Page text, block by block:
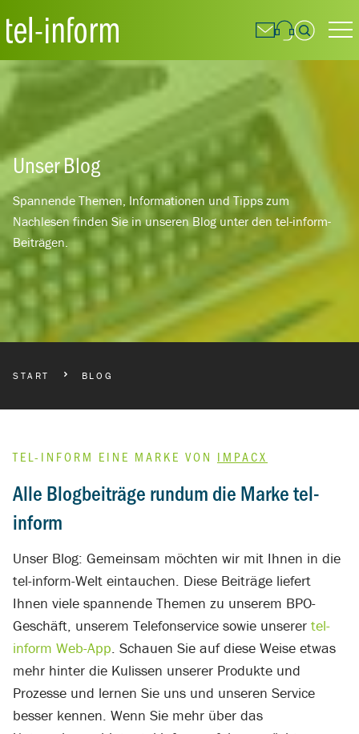
Suchfeld
Suchen
Unser Blog
Spannende Themen, Informationen und Tipps zum
Nachlesen finden Sie in unseren Blog unter den tel-inform-
Beiträgen.
START BLOG
TEL-INFORM EINE MARKE VON IMPACX
Alle Blogbeiträge rundum die Marke tel-
inform
Unser Blog: Gemeinsam möchten wir mit Ihnen in die
tel-inform-Welt eintauchen. Diese Beiträge liefert
Ihnen viele spannende Themen zu unserem BPO-
Geschäft, unserem Telefonservice sowie unserer tel-
inform Web-App. Schauen Sie auf diese Weise etwas
mehr hinter die Kulissen unserer Produkte und
Prozesse und lernen Sie uns und unseren Service
besser kennen. Wenn Sie mehr über das